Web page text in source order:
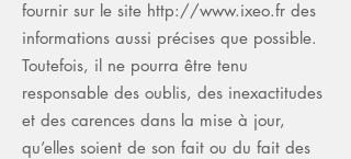
fournir sur le site http://www.ixeo.fr des
informations aussi précises que possible.
Toutefois, il ne pourra être tenu
responsable des oublis, des inexactitudes
et des carences dans la mise à jour,
qu’elles soient de son fait ou du fait des